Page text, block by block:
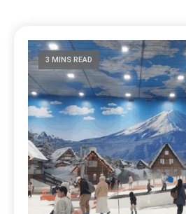
3 MINS READ